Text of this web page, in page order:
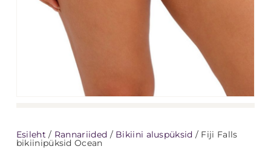
Esileht / Rannariided / Bikiini aluspüksid / Fiji Falls
bikiinipüksid Ocean